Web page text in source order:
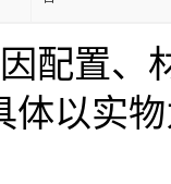
配置、
体以实